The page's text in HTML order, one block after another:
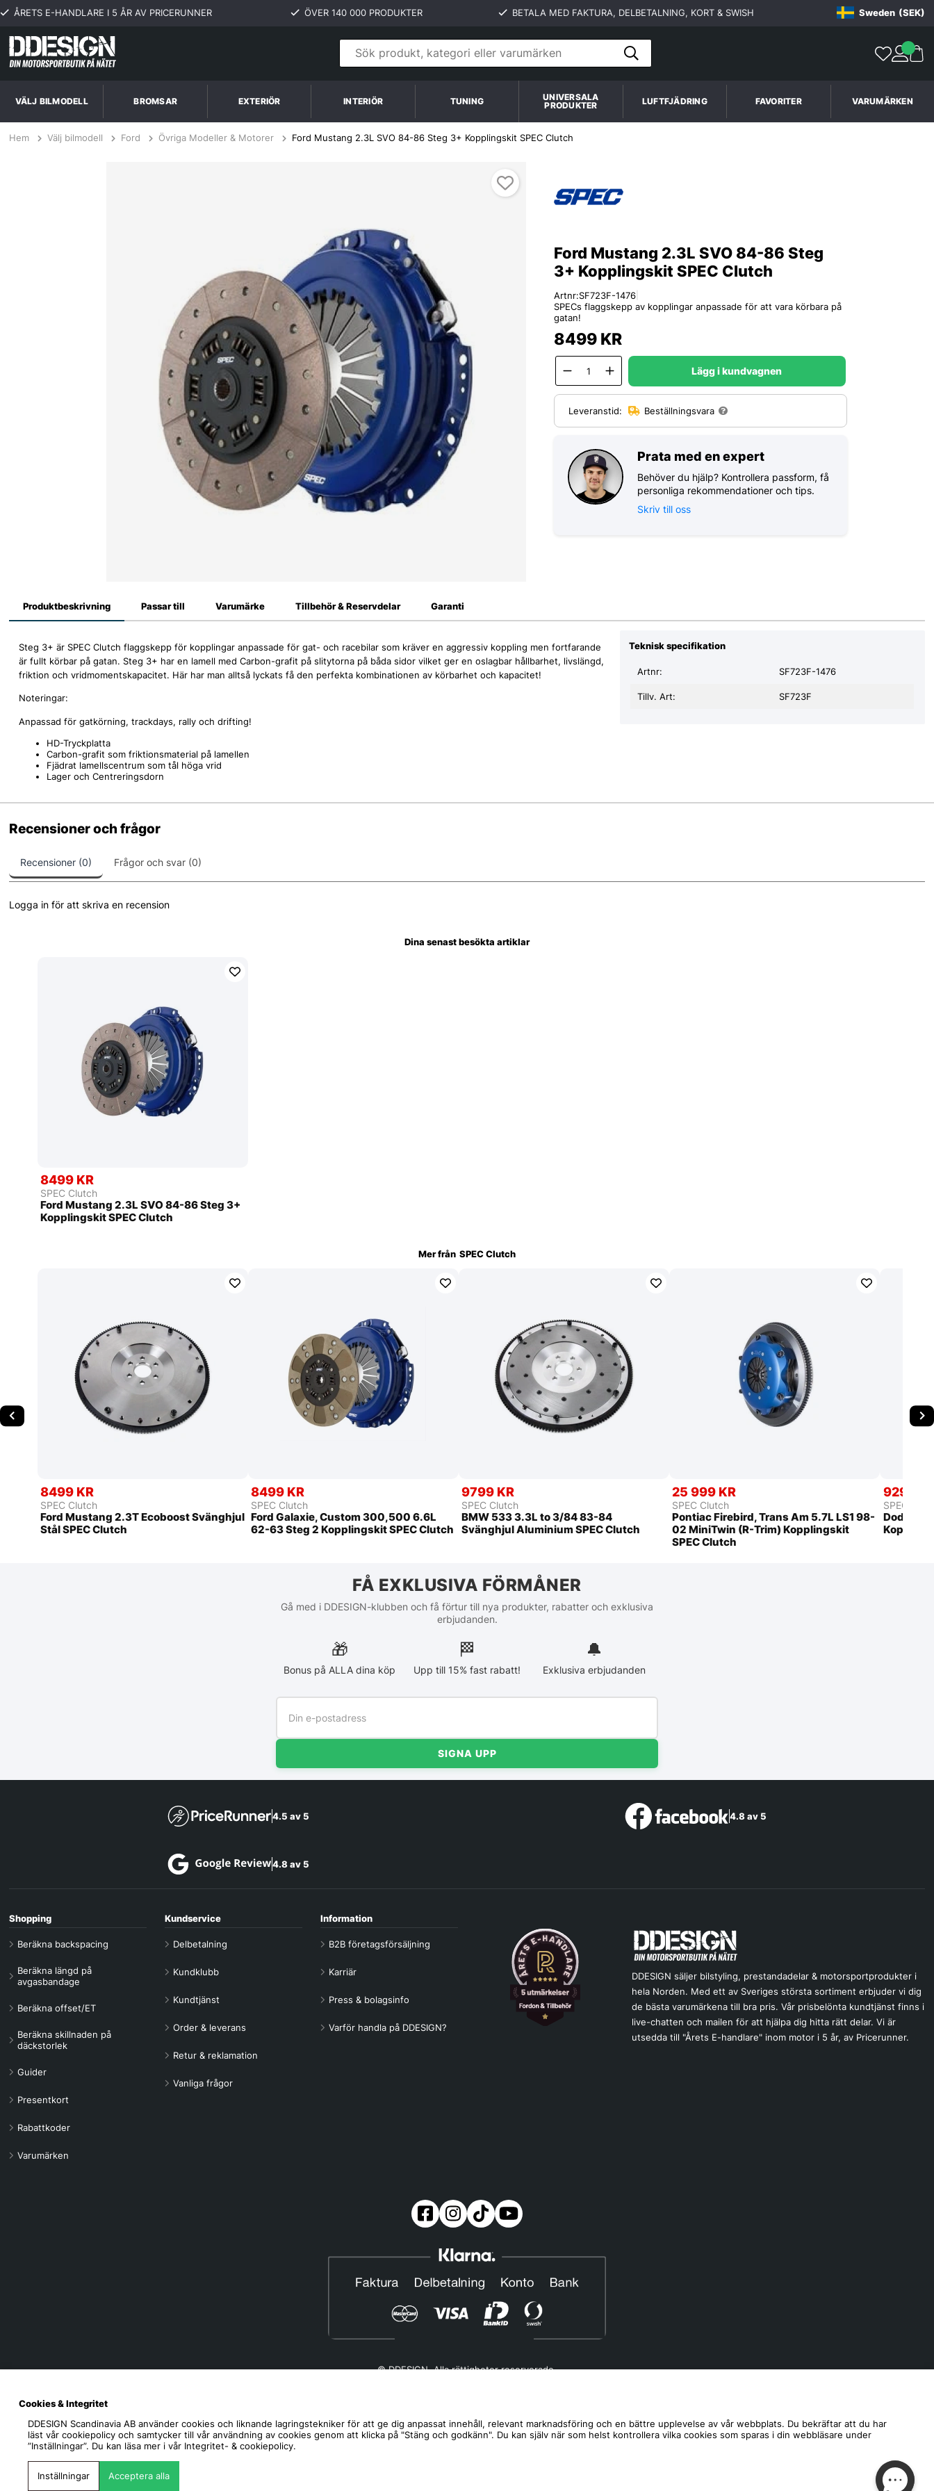
ÅRETS E-HANDLARE I 5 ÅR AV PRICERUNNER ÖVER 140 000 PRODUKTER BETALA MED FAKTURA, DELBETALNING, KORT & SWISH Sweden (SEK)
VÄLJ BILMODELL BROMSAR EXTERIÖR INTERIÖR TUNING
UNIVERSALA
PRODUKTER
LUFTFJÄDRING FAVORITER VARUMÄRKEN
Hem Välj bilmodell Ford Övriga Modeller & Motorer Ford Mustang 2.3L SVO 84-86 Steg 3+ Kopplingskit SPEC Clutch
Ford Mustang 2.3L SVO 84-86 Steg
3+ Kopplingskit SPEC Clutch
Artnr:SF723F-1476
SPECs flaggskepp av kopplingar anpassade för att vara körbara på
gatan!
8499 KR
Lägg i kundvagnen
Leveranstid: Beställningsvara
Prata med en expert
Behöver du hjälp? Kontrollera passform, få
personliga rekommendationer och tips.
Skriv till oss
Produktbeskrivning
Steg 3+ är SPEC Clutch flaggskepp för kopplingar anpassade för gat- och racebilar som kräver en aggressiv koppling men fortfarande
är fullt körbar på gatan. Steg 3+ har en lamell med Carbon-grafit på slitytorna på båda sidor vilket ger en oslagbar hållbarhet, livslängd,
friktion och vridmomentskapacitet. Här har man alltså lyckats få den perfekta kombinationen av körbarhet och kapacitet!
Noteringar:
Anpassad för gatkörning, trackdays, rally och drifting!
HD-Tryckplatta
Carbon-grafit som friktionsmaterial på lamellen
Fjädrat lamellscentrum som tål höga vrid
Lager och Centreringsdorn
Teknisk specifikation
Tillv. Art: SF723F
Artnr: SF723F-1476
Passar till Varumärke Tillbehör & Reservdelar Garanti
Recensioner och frågor
Recensioner (0) Frågor och svar (0)
Logga in för att skriva en recension
Dina senast besökta artiklar
8499 KR
SPEC Clutch
Ford Mustang 2.3L SVO 84-86 Steg 3+
Kopplingskit SPEC Clutch
Mer från SPEC Clutch
8499 KR
SPEC Clutch
Ford Mustang 2.3T Ecoboost Svänghjul
Stål SPEC Clutch
8499 KR
SPEC Clutch
Ford Galaxie, Custom 300,500 6.6L
62-63 Steg 2 Kopplingskit SPEC Clutch
9799 KR
SPEC Clutch
BMW 533 3.3L to 3/84 83-84
Svänghjul Aluminium SPEC Clutch
25 999 KR
SPEC Clutch
Pontiac Firebird, Trans Am 5.7L LS1 98-
02 MiniTwin (R-Trim) Kopplingskit
SPEC Clutch
9299
SPEC
Dodge
FÅ EXKLUSIVA FÖRMÅNER
Gå med i DDESIGN-klubben och få förtur till nya produkter, rabatter och exklusiva
erbjudanden.
🎁
Bonus på ALLA dina köp
🏁︎
Upp till 15% fast rabatt!
🔔
Exklusiva erbjudanden
SIGNA UPP
4.5 av 5 4.8 av 5
4.8 av 5
Shopping
Beräkna backspacing
Beräkna längd på
avgasbandage
Beräkna offset/ET
Beräkna skillnaden på
däckstorlek
Guider
Presentkort
Rabattkoder
Varumärken
Kundservice
Delbetalning
Kundklubb
Kundtjänst
Order & leverans
Retur & reklamation
Vanliga frågor
Information
B2B företagsförsäljning
Karriär
Press & bolagsinfo
Varför handla på DDESIGN?
DDESIGN säljer bilstyling, prestandadelar & motorsportprodukter i
hela Norden. Med ett av Sveriges största sortiment erbjuder vi dig
de bästa varumärkena till bra pris. Vår prisbelönta kundtjänst finns i
live-chatten och mailen för att hjälpa dig hitta rätt delar. Vi är
utsedda till "Årets E-handlare" inom motor i 5 år, av Pricerunner.
© DDESIGN. Alla rättigheter reserverade.
Helgfria vardagar 10:00-12:00
Cookies & Integritet
DDESIGN Scandinavia AB använder cookies och liknande lagringstekniker för att ge dig anpassat innehåll, relevant marknadsföring och en bättre upplevelse av vår webbplats. Du bekräftar att du har
läst vår cookiepolicy och samtycker till vår användning av cookies genom att klicka på "Stäng och godkänn". Du kan själv när som helst kontrollera vilka cookies som sparas i din webbläsare under
”Inställningar”. Du kan läsa mer i vår Integritet- & cookiepolicy.
Inställningar Acceptera alla